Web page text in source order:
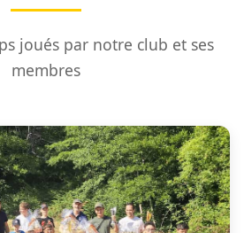
joués par notre club et ses
membres